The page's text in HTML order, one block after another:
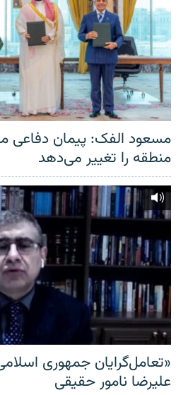
مسعود الفک: پیمان دفاعی
منطقه را تغییر می‌دهد
«تعامل‌گرایان جمهوری
علیرضا نامور حقیقی